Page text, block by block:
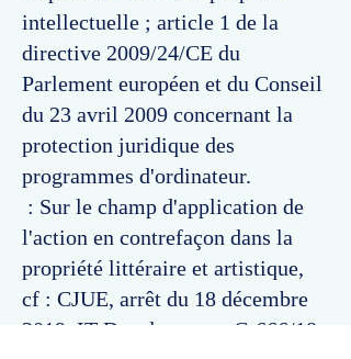
intellectuelle ; article 1 de la
directive 2009/24/CE du
Parlement européen et du Conseil
du 23 avril 2009 concernant la
protection juridique des
programmes d'ordinateur.
: Sur le champ d'application de
l'action en contrefaçon dans la
propriété littéraire et artistique,
cf : CJUE, arrêt du 18 décembre
2019, IT Development, C-666/18.